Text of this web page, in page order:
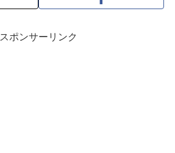
スポンサーリンク